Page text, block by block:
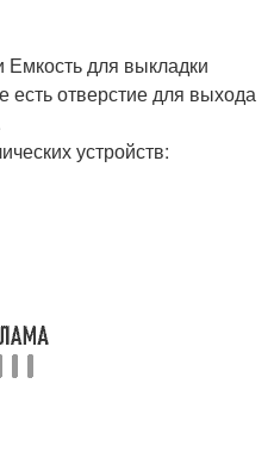
для выкладки
отверстие для выхода
устройств: